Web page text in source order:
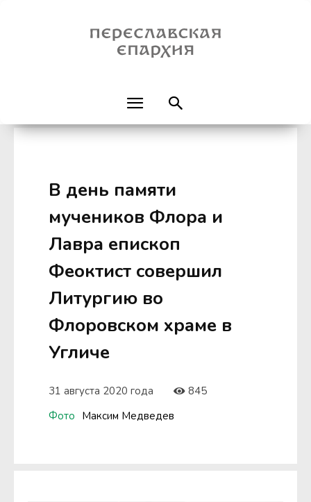
В день памяти
мучеников Флора и
Лавра епископ
Феоктист совершил
Литургию во
Флоровском храме в
Угличе
31 августа 2020 года
845
Фото Максим Медведев